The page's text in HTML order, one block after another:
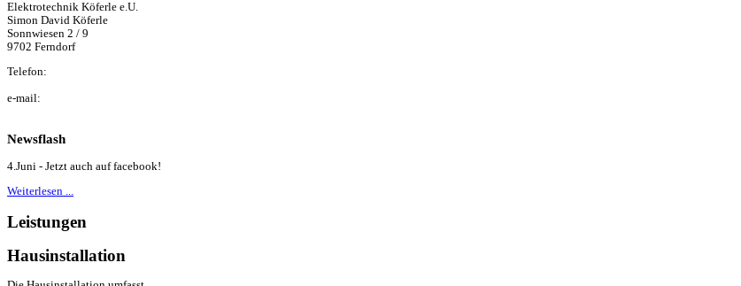
Elektrotechnik Köferle e.U.
Simon David Köferle
Sonnwiesen 2 / 9
9702 Ferndorf
Telefon:
e-mail:
Newsflash
4.Juni - Jetzt auch auf facebook!
Weiterlesen ...
Leistungen
Hausinstallation